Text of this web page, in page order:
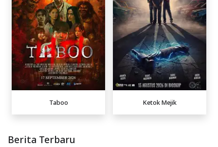
Taboo Ketok Mejik
Berita Terbaru